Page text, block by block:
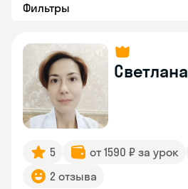
Фильтры
Светлана
5 от 1590 ₽ за урок
2 отзыва